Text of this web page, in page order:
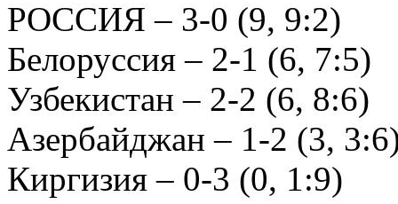
РОССИЯ – 3-0 (9, 9:2)
Белоруссия – 2-1 (6, 7:5)
Узбекистан – 2-2 (6, 8:6)
Азербайджан – 1-2 (3,
Киргизия – 0-3 (0, 1:9)